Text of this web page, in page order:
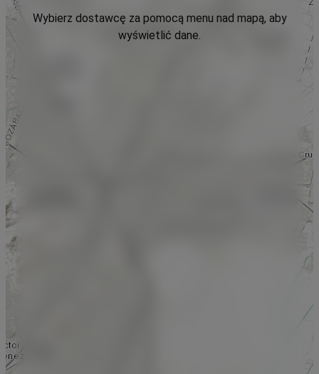
Wybierz dostawcę za pomocą menu nad mapą, aby
wyświetlić dane.